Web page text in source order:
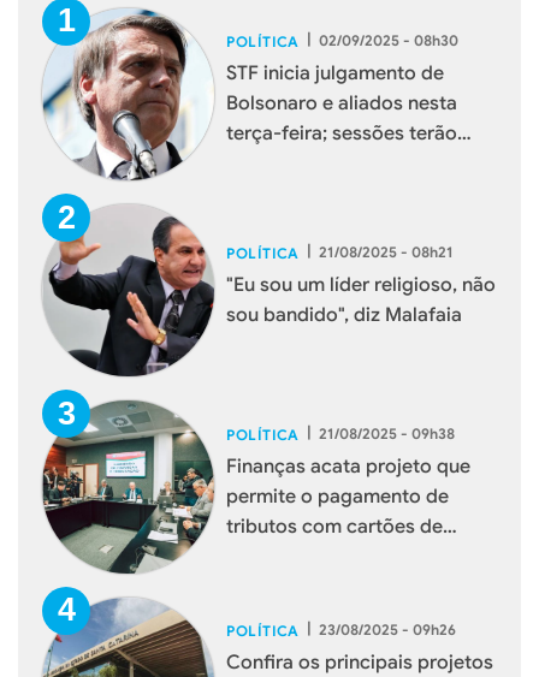
POLÍTICA | 02/09/2025 - 08h30
STF inicia julgamento de
Bolsonaro e aliados nesta
terça-feira; sessões terão
POLÍTICA | 21/08/2025 - 08h21
"Eu sou um líder religioso, não
sou bandido", diz Malafaia
POLÍTICA | 21/08/2025 - 09h38
Finanças acata projeto que
permite o pagamento de
tributos com cartões de
POLÍTICA | 23/08/2025 - 09h26
Confira os principais projetos